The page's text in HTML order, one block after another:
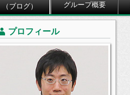
（ブログ）
グループ概要
プロフィール